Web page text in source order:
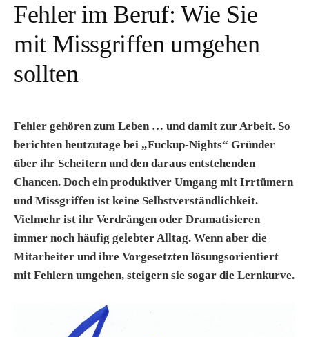
Fehler im Beruf: Wie Sie
mit Missgriffen umgehen
sollten
Fehler gehören zum Leben … und damit zur Arbeit. So
berichten heutzutage bei „Fuckup-Nights“ Gründer
über ihr Scheitern und den daraus entstehenden
Chancen. Doch ein produktiver Umgang mit Irrtümern
und Missgriffen ist keine Selbstverständlichkeit.
Vielmehr ist ihr Verdrängen oder Dramatisieren
immer noch häufig gelebter Alltag. Wenn aber die
Mitarbeiter und ihre Vorgesetzten lösungsorientiert
mit Fehlern umgehen, steigern sie sogar die Lernkurve.